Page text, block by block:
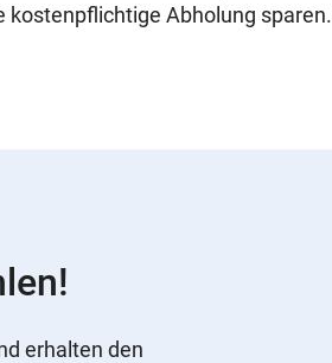
kostenpflichtige Abholung sparen.
erhalten den